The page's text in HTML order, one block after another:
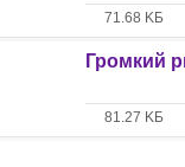
71.68 KБ
Громкий
81.27 KБ